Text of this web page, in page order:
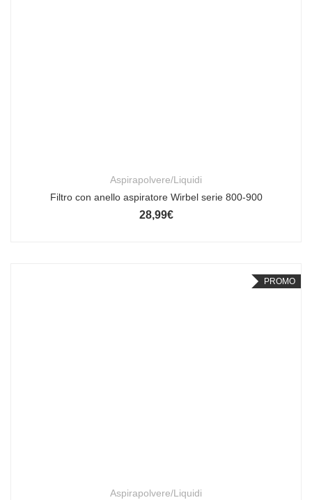
Aspirapolvere/Liquidi
Filtro con anello aspiratore Wirbel serie 800-900
28,99€
PROMO
Aspirapolvere/Liquidi